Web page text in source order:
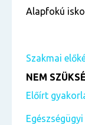
Alapfokú
Szakmai
NEM
Előírt